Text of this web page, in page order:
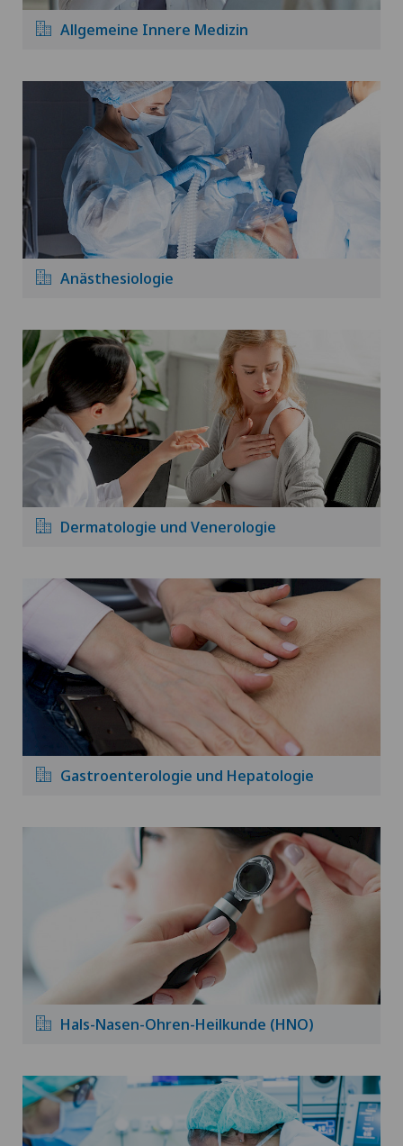
Allgemeine Innere Medizin
Anästhesiologie
Dermatologie und Venerologie
Gastroenterologie und Hepatologie
Hals-Nasen-Ohren-Heilkunde (HNO)